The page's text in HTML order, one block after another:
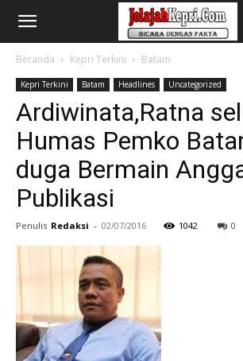
Beranda Kepri Terkini Batam
Kepri Terkini Batam Headlines Uncategorized
Ardiwinata,Ratna
Humas Pemko
duga Bermain
Publikasi
Penulis Redaksi - 02/07/2016 1042 0